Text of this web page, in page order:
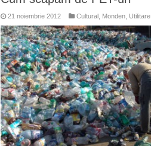
21 noiembrie 2012 Cultural, Monden, Utilitare